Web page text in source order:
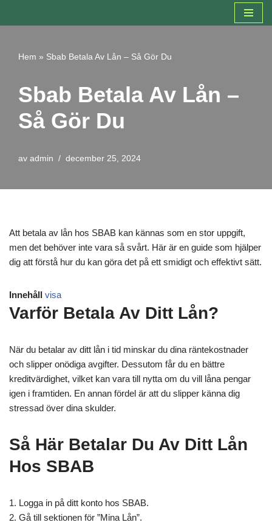
innehåll
Hem » Sbab Betala Av Lån – Så Gör Du
Sbab Betala Av Lån –
Så Gör Du
av admin december 25, 2024
Att betala av lån hos SBAB kan kännas som en stor uppgift,
men det behöver inte vara så svårt. Här är en guide som hjälper
dig att förstå hur du kan göra det på ett smidigt och effektivt sätt.
Innehåll visa
Varför Betala Av Ditt Lån?
När du betalar av ditt lån i tid minskar du dina räntekostnader
och slipper onödiga avgifter. Dessutom får du en bättre
kreditvärdighet, vilket kan vara till nytta om du vill låna pengar
igen i framtiden. En annan fördel är att du slipper känna dig
stressad över dina skulder.
Så Här Betalar Du Av Ditt Lån
Hos SBAB
1. Logga in på ditt konto hos SBAB.
2. Gå till sektionen för ”Mina Lån”.